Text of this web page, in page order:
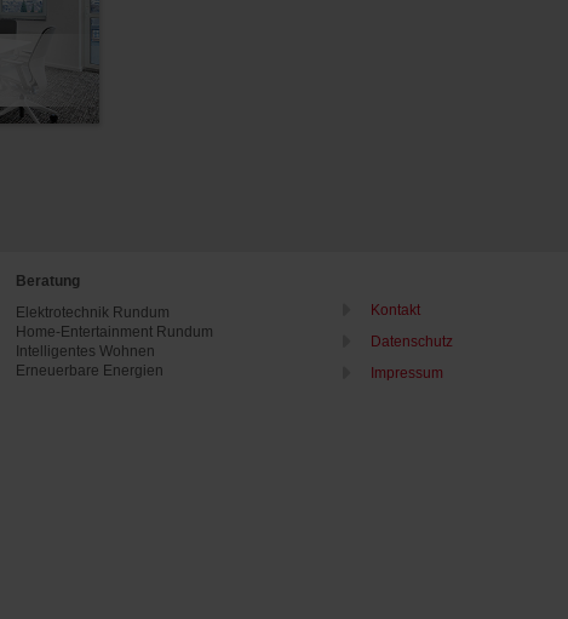
Beratung
Elektrotechnik Rundum
Home-Entertainment Rundum
Intelligentes Wohnen
Erneuerbare Energien
Kontakt
Datenschutz
Impressum